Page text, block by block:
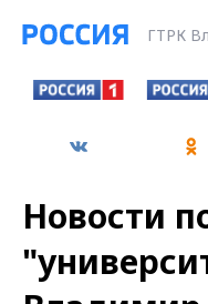
ГТРК
Новости